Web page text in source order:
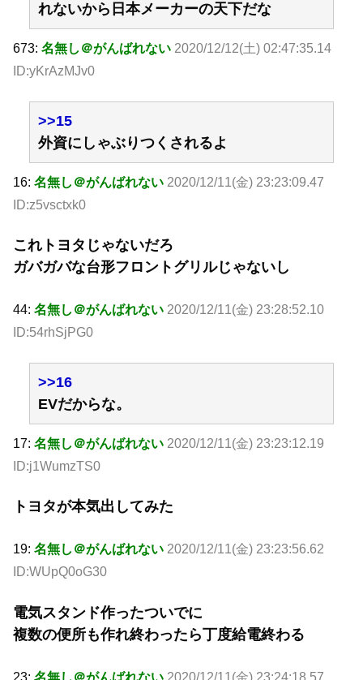
れないから日本メーカーの天下だな
673: 名無し＠がんばれない 2020/12/12(土) 02:47:35.14
ID:yKrAzMJv0
>>15
外資にしゃぶりつくされるよ
16: 名無し＠がんばれない 2020/12/11(金) 23:23:09.47
ID:z5vsctxk0
これトヨタじゃないだろ
ガバガバな台形フロントグリルじゃないし
44: 名無し＠がんばれない 2020/12/11(金) 23:28:52.10
ID:54rhSjPG0
>>16
EVだからな。
17: 名無し＠がんばれない 2020/12/11(金) 23:23:12.19
ID:j1WumzTS0
トヨタが本気出してみた
19: 名無し＠がんばれない 2020/12/11(金) 23:23:56.62
ID:WUpQ0oG30
電気スタンド作ったついでに
複数の便所も作れ終わったら丁度給電終わる
23: 名無し＠がんばれない 2020/12/11(金) 23:24:18.57